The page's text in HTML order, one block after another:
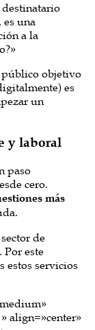
una
a la
público objetivo
es
un
y laboral
paso
cero.
más
de
Por este
estos servicios
align=»center»